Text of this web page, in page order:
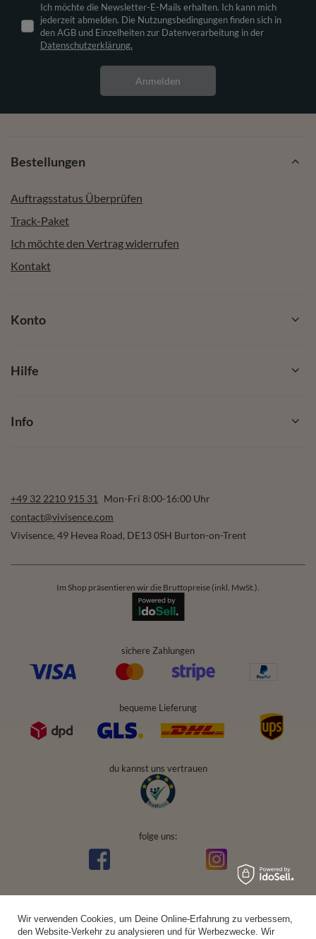
Ich möchte die Newsletter-E-Mails erhalten. Ich kann mich
jederzeit abmelden. Die Nutzungsbedingungen finden sich in
den AGB und Einzelheiten zur Datenverarbeitung in der
Datenschutzerklärung.
Anmelden
Bestellungen
Auftragsstatus Überprüfen
Track-Paket
Ich möchte den Vertrag widerrufen
Kontakt
Konto
Hilfe
Info
+49 32 2210 915 31
Mon-Fri 8:00-16:00 Uhr
contact@vivisence.com
Vivisence, 49 Hevea Road, DE13 0SH Burton-on-Trent
Im Shop präsentieren wir die Bruttopreise (inkl. MwSt.).
sichere Zahlungen
bequeme Lieferung
du kannst uns vertrauen
folge uns:
Wir verwenden Cookies, um Deine Online-Erfahrung zu verbessern,
den Website-Verkehr zu analysieren und für Werbezwecke. Wir